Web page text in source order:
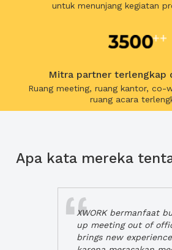
untuk menunjang kegiatan
Mitra partner terlengkap
Ruang meeting, ruang kantor, co-
ruang acara
Apa kata mereka
XWORK bermanfaat
up meeting out of
brings new